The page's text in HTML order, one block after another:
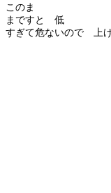
このま
まですと 低
すぎて危ないので 上げ